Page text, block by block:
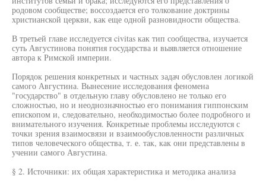
родовом сообществе; воссоздается его толкование доктрины
христианской церкви, как еще одной разновидности общества.
В третьей главе исследуется civitas как тип сообщества, изучается
суть Августинова понятия государства и выявляется отношение
автора к Римской империи.
Порядок решения конкретных и частных задач обусловлен логикой
самого Августина. Вынесение исследования феномена
"государство" в отдельную главу обусловлено не только его
сложностью, но и неоднозначностью его понимания гиппонским
епископом и, следовательно, необходимостью более подробного и
внимательного изучения. Конкретные проблемы исследуются с
точки зрения взаимосвязи и взаимообусловленности различных
типов человеческого общества, т. е. так, как они представлены в
учении самого Августина.
§ 2. Источники: их общая характеристика и методика анализа